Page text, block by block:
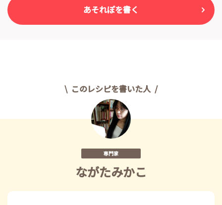
あそれぽを書く
このレシピを書いた人
専門家
ながたみかこ